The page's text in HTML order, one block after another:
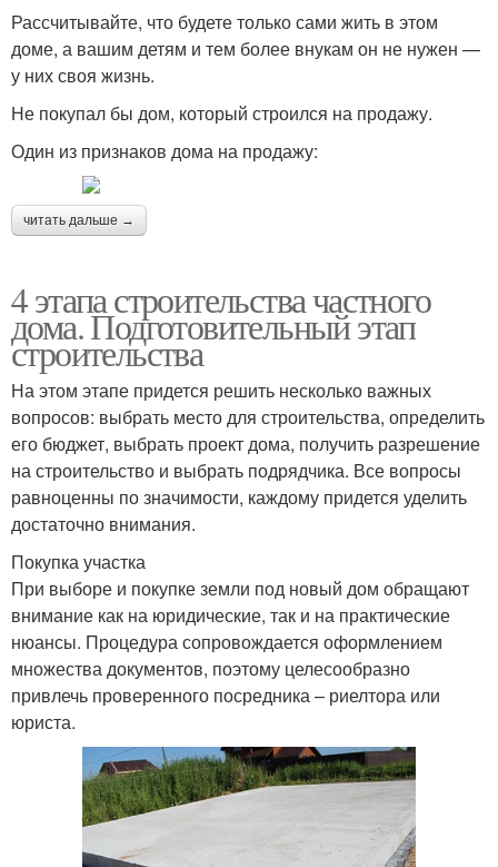
Рассчитывайте, что будете только сами жить в этом
доме, а вашим детям и тем более внукам он не нужен —
у них своя жизнь.
Не покупал бы дом, который строился на продажу.
Один из признаков дома на продажу:
читать дальше →
4 этапа строительства частного
дома. Подготовительный этап
строительства
На этом этапе придется решить несколько важных
вопросов: выбрать место для строительства, определить
его бюджет, выбрать проект дома, получить разрешение
на строительство и выбрать подрядчика. Все вопросы
равноценны по значимости, каждому придется уделить
достаточно внимания.
Покупка участка
При выборе и покупке земли под новый дом обращают
внимание как на юридические, так и на практические
нюансы. Процедура сопровождается оформлением
множества документов, поэтому целесообразно
привлечь проверенного посредника – риелтора или
юриста.